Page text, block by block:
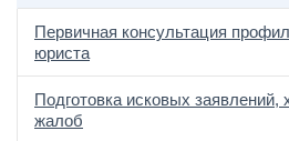
Первичная консультация
юриста
Подготовка исковых заявлений,
жалоб